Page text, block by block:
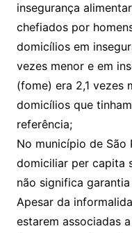
insegurança
chefiados por
domicílios em
vezes menor e em
(fome) era 2,1 vezes
domicílios que
referência;
No município de São
domiciliar per capita
não significa
Apesar da
estarem associadas